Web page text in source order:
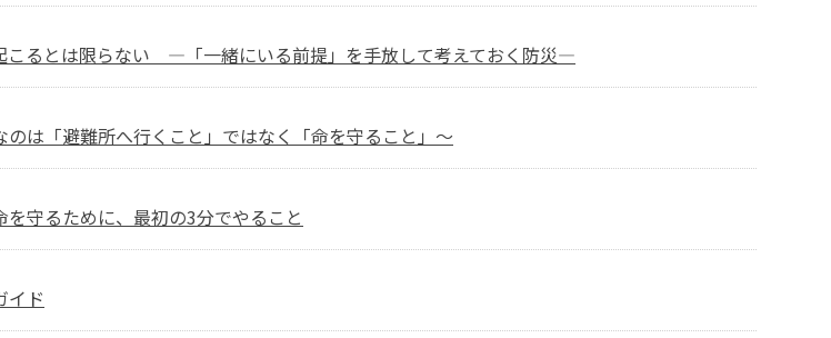
こるとは限らない ―「一緒にいる前提」を手放して考えておく防災―
は「避難所へ行くこと」ではなく「命を守ること」～
守るために、最初の3分でやること
イド